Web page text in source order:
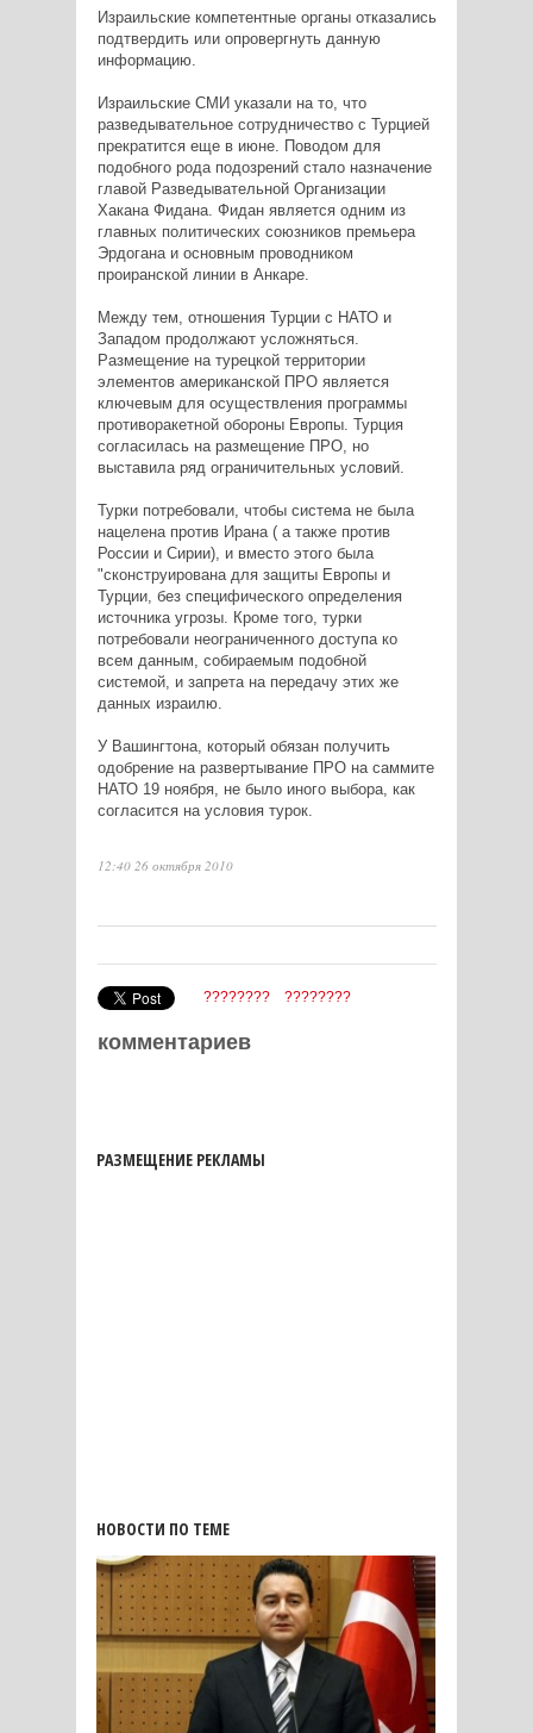
Израильские компетентные органы отказались
подтвердить или опровергнуть данную
информацию.
Израильские СМИ указали на то, что
разведывательное сотрудничество с Турцией
прекратится еще в июне. Поводом для
подобного рода подозрений стало назначение
главой Разведывательной Организации
Хакана Фидана. Фидан является одним из
главных политических союзников премьера
Эрдогана и основным проводником
проиранской линии в Анкаре.
Между тем, отношения Турции с НАТО и
Западом продолжают усложняться.
Размещение на турецкой территории
элементов американской ПРО является
ключевым для осуществления программы
противоракетной обороны Европы. Турция
согласилась на размещение ПРО, но
выставила ряд ограничительных условий.
Турки потребовали, чтобы система не была
нацелена против Ирана ( а также против
России и Сирии), и вместо этого была
"сконструирована для защиты Европы и
Турции, без специфического определения
источника угрозы. Кроме того, турки
потребовали неограниченного доступа ко
всем данным, собираемым подобной
системой, и запрета на передачу этих же
данных израилю.
У Вашингтона, который обязан получить
одобрение на развертывание ПРО на саммите
НАТО 19 ноября, не было иного выбора, как
согласится на условия турок.
12:40 26 октября 2010
???????? ????????
комментариев
РАЗМЕЩЕНИЕ РЕКЛАМЫ
НОВОСТИ ПО ТЕМЕ